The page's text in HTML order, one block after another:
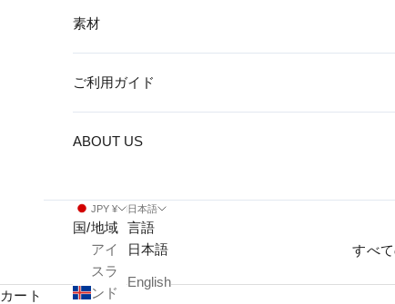
すべ
素材
ご利用ガイド
ABOUT US
JPY ¥
国/地域
アイ
スラ
ンド
日本語
言語
日本語
English
カート